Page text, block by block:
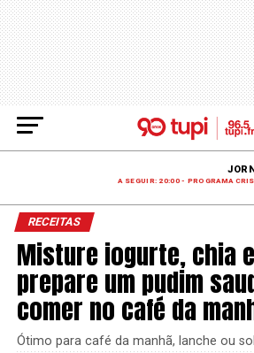
A SEGUIR: 20:00 - PROGRAMA
RECEITAS
Misture iogurte, chia
prepare um pudim
comer no café da
Ótimo para café da manhã, lanche ou